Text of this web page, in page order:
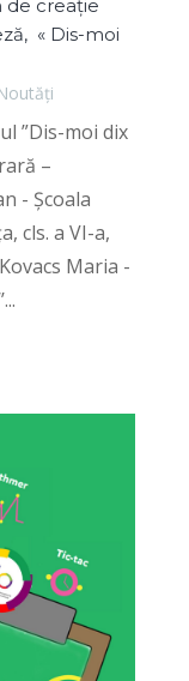
de creație
« Dis-moi
”Dis-moi dix
–
- Școala
cls. a VI-a,
Maria -